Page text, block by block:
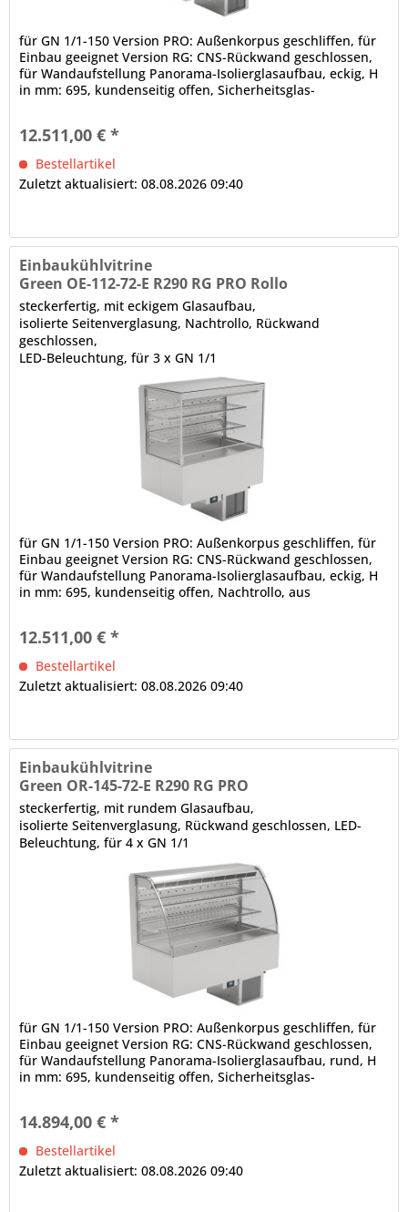
für GN 1/1-150 Version PRO: Außenkorpus geschliffen, für
Einbau geeignet Version RG: CNS-Rückwand geschlossen,
für Wandaufstellung Panorama-Isolierglasaufbau, eckig, H
in mm: 695, kundenseitig offen, Sicherheitsglas-
12.511,00 € *
Bestellartikel
Zuletzt aktualisiert: 08.08.2026 09:40
Einbaukühlvitrine
Green OE-112-72-E R290 RG PRO Rollo
steckerfertig, mit eckigem Glasaufbau,
isolierte Seitenverglasung, Nachtrollo, Rückwand
geschlossen,
LED-Beleuchtung, für 3 x GN 1/1
für GN 1/1-150 Version PRO: Außenkorpus geschliffen, für
Einbau geeignet Version RG: CNS-Rückwand geschlossen,
für Wandaufstellung Panorama-Isolierglasaufbau, eckig, H
in mm: 695, kundenseitig offen, Nachtrollo, aus
12.511,00 € *
Bestellartikel
Zuletzt aktualisiert: 08.08.2026 09:40
Einbaukühlvitrine
Green OR-145-72-E R290 RG PRO
steckerfertig, mit rundem Glasaufbau,
isolierte Seitenverglasung, Rückwand geschlossen, LED-
Beleuchtung, für 4 x GN 1/1
für GN 1/1-150 Version PRO: Außenkorpus geschliffen, für
Einbau geeignet Version RG: CNS-Rückwand geschlossen,
für Wandaufstellung Panorama-Isolierglasaufbau, rund, H
in mm: 695, kundenseitig offen, Sicherheitsglas-
14.894,00 € *
Bestellartikel
Zuletzt aktualisiert: 08.08.2026 09:40